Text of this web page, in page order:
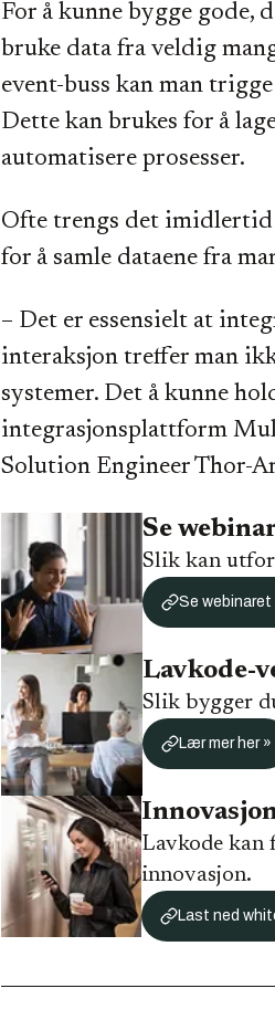
For å kunne bygge gode,
bruke data fra veldig
event-buss kan man
Dette kan brukes for å
automatisere prosesser.
Ofte trengs det
for å samle dataene fra
– Det er essensielt at
interaksjon treffer man
systemer. Det å kunne
integrasjonsplattform
Solution Engineer Thor-
Se
Slik kan
Se webinaret
Lavkode-
Slik bygger
Lær mer her »
Lavkode kan
innovasjon.
Last ned